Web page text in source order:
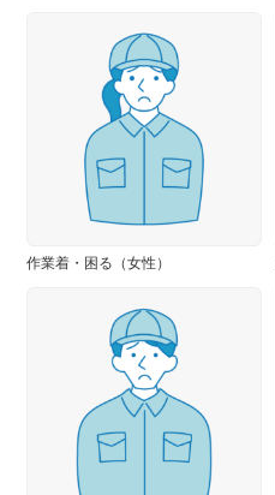
作業着・困る（女性）